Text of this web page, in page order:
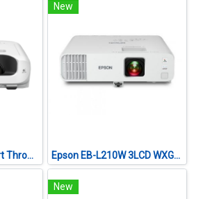
Epson EB-W56S Short Throw WXGA 3LCD Projector(3,700 lumens)
New
Epson EB-L210W 3LCD WXGA (4,500 lumens) Laser Projector with Built-in Wireless
New